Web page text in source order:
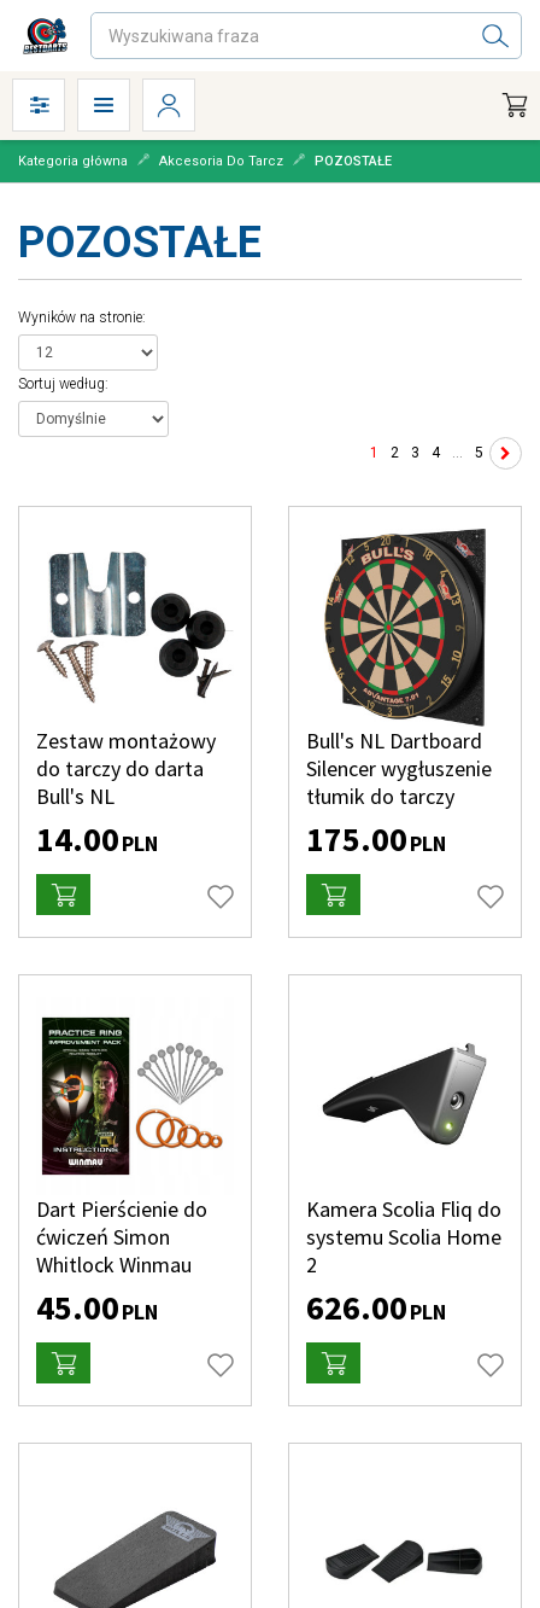
Kategoria główna Akcesoria Do Tarcz POZOSTAŁE
POZOSTAŁE
Wyników na stronie:
Sortuj według:
1 2 3 4 5
Zestaw montażowy
do tarczy do darta
Bull's NL
14.00PLN
Bull's NL Dartboard
Silencer wygłuszenie
tłumik do tarczy
175.00PLN
Dart Pierścienie do
ćwiczeń Simon
Whitlock Winmau
45.00PLN
Kamera Scolia Fliq do
systemu Scolia Home
2
626.00PLN